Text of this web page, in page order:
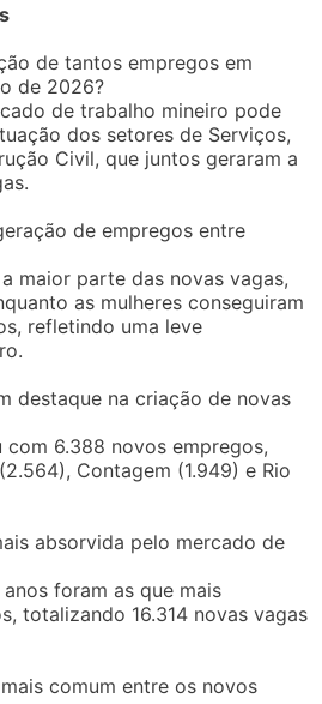
de tantos empregos em
de 2026?
de trabalho mineiro pode
dos setores de Serviços,
Civil, que juntos geraram a
de empregos entre
maior parte das novas vagas,
as mulheres conseguiram
refletindo uma leve
destaque na criação de novas
6.388 novos empregos,
Contagem (1.949) e Rio
absorvida pelo mercado de
foram as que mais
totalizando 16.314 novas vagas
comum entre os novos